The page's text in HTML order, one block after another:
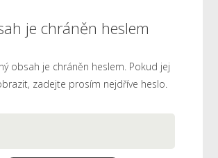
je chráněn heslem
obsah je chráněn heslem. Pokud jej
zadejte prosím nejdříve heslo.